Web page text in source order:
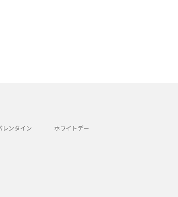
レンタイン ホワイトデー